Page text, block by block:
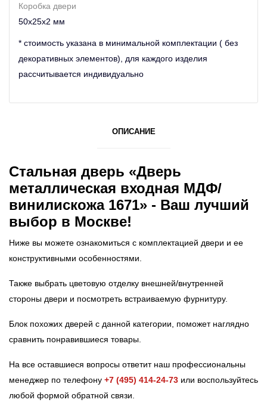
Коробка двери
50х25х2 мм
* стоимость указана в минимальной комплектации ( без
декоративных элементов), для каждого изделия
рассчитывается индивидуально
ОПИСАНИЕ
Стальная дверь «Дверь
металлическая входная МДФ/
винилискожа 1671» - Ваш лучший
выбор в Москве!
Ниже вы можете ознакомиться с комплектацией двери и ее
конструктивными особенностями.
Также выбрать цветовую отделку внешней/внутренней
стороны двери и посмотреть встраиваемую фурнитуру.
Блок похожих дверей с данной категории, поможет наглядно
сравнить понравившиеся товары.
На все оставшиеся вопросы ответит наш профессиональны
менеджер по телефону +7 (495) 414-24-73 или воспользуйтесь
любой формой обратной связи.